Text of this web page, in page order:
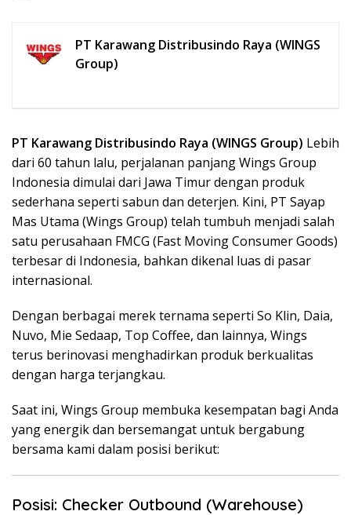
PT Karawang Distribusindo Raya (WINGS
Group)
PT Karawang Distribusindo Raya (WINGS Group) Lebih
dari 60 tahun lalu, perjalanan panjang Wings Group
Indonesia dimulai dari Jawa Timur dengan produk
sederhana seperti sabun dan deterjen. Kini, PT Sayap
Mas Utama (Wings Group) telah tumbuh menjadi salah
satu perusahaan FMCG (Fast Moving Consumer Goods)
terbesar di Indonesia, bahkan dikenal luas di pasar
internasional.
Dengan berbagai merek ternama seperti So Klin, Daia,
Nuvo, Mie Sedaap, Top Coffee, dan lainnya, Wings
terus berinovasi menghadirkan produk berkualitas
dengan harga terjangkau.
Saat ini, Wings Group membuka kesempatan bagi Anda
yang energik dan bersemangat untuk bergabung
bersama kami dalam posisi berikut:
Posisi: Checker Outbound (Warehouse)